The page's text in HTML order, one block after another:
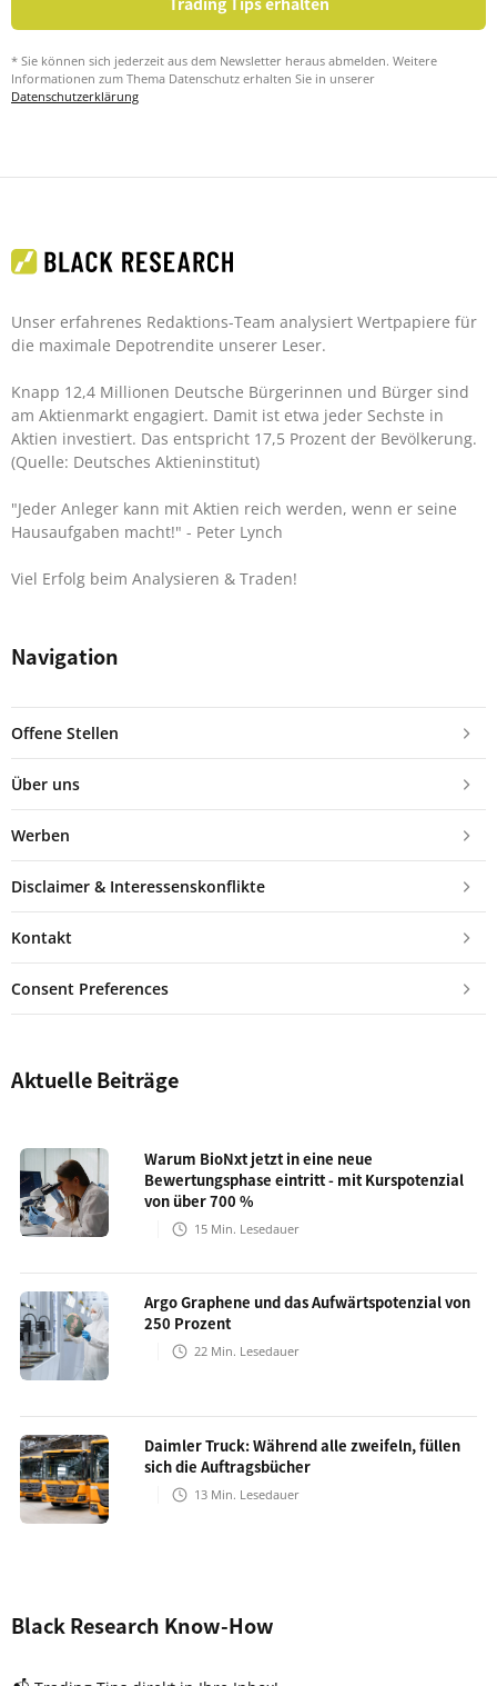
* Sie können sich jederzeit aus dem Newsletter heraus abmelden. Weitere
Informationen zum Thema Datenschutz erhalten Sie in unserer
Datenschutzerklärung
Unser erfahrenes Redaktions-Team analysiert Wertpapiere für
die maximale Depotrendite unserer Leser.
Knapp 12,4 Millionen Deutsche Bürgerinnen und Bürger sind
am Aktienmarkt engagiert. Damit ist etwa jeder Sechste in
Aktien investiert. Das entspricht 17,5 Prozent der Bevölkerung.
(Quelle: Deutsches Aktieninstitut)
"Jeder Anleger kann mit Aktien reich werden, wenn er seine
Hausaufgaben macht!" - Peter Lynch
Viel Erfolg beim Analysieren & Traden!
Navigation
Offene Stellen
Über uns
Werben
Disclaimer & Interessenskonflikte
Kontakt
Consent Preferences
Aktuelle Beiträge
Warum BioNxt jetzt in eine neue
Bewertungsphase eintritt - mit Kurspotenzial
von über 700 %
15 Min. Lesedauer
Argo Graphene und das Aufwärtspotenzial von
250 Prozent
22 Min. Lesedauer
Daimler Truck: Während alle zweifeln, füllen
sich die Auftragsbücher
13 Min. Lesedauer
Black Research Know-How